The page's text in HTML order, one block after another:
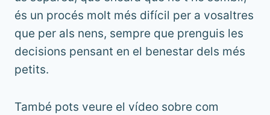
és un procés molt més difícil per a vosaltres
que per als nens, sempre que prenguis les
decisions pensant en el benestar dels més
petits.
També pots veure el vídeo sobre com